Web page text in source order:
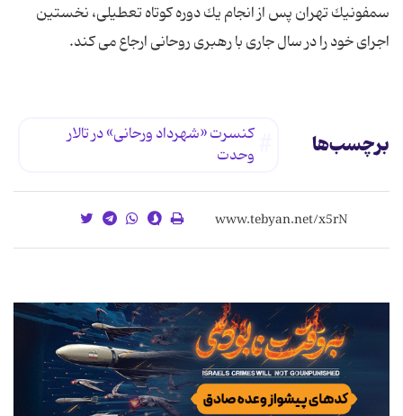
سمفونیك تهران پس از انجام یك دوره كوتاه تعطیلی، نخستین
اجرای خود را در سال جاری با رهبری روحانی ارجاع می كند.
برچسب‌ها
كنسرت «شهرداد ورحانی» در تالار
وحدت